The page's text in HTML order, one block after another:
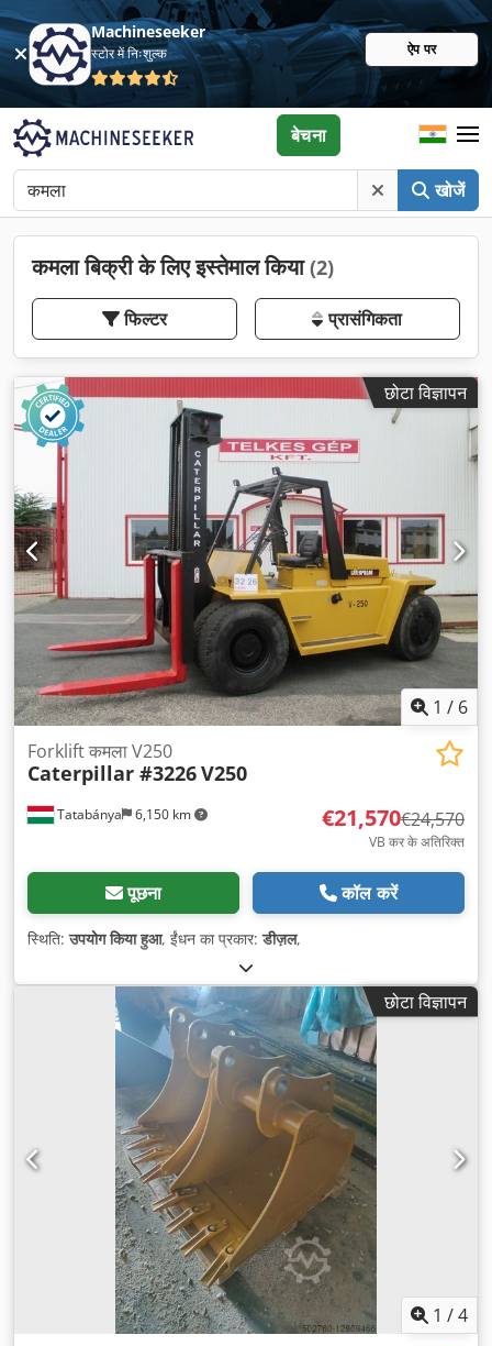
Machineseeker
स्टोर में निःशुल्क ऐप पर
खोजें
बेचना
कमला बिक्री के लिए इस्तेमाल किया(2)
फिल्टर प्रासंगिकता
छोटा विज्ञापन
1 / 6
Tatabánya 6,150 km
Forklift कमला V250
Caterpillar #3226V250
€21,570€24,570
VB कर के अतिरिक्त
पूछना कॉल करें
स्थिति:उपयोग किया हुआ, ईंधन का प्रकार:डीज़ल,
छोटा विज्ञापन
1 /4